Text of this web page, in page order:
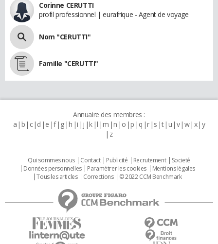
Corinne CERUTTI
profil professionnel | eurafrique - Agent de voyage
Nom "CERUTTI"
Famille "CERUTTI"
Annuaire des membres :
a b c d e f g h i j k l m n o p q r s t u v w x y
z
Qui sommes nous Contact Publicité Recrutement
Societé
Données personnelles
Paramétrer les cookies
Mentions légales
Tous les articles
Corrections © 2022 CCM Benchmark